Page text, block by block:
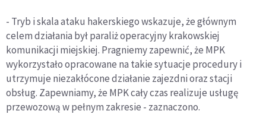
- Tryb i skala ataku hakerskiego wskazuje, że głównym
celem działania był paraliż operacyjny krakowskiej
komunikacji miejskiej. Pragniemy zapewnić, że MPK
wykorzystało opracowane na takie sytuacje procedury i
utrzymuje niezakłócone działanie zajezdni oraz stacji
obsług. Zapewniamy, że MPK cały czas realizuje usługę
przewozową w pełnym zakresie - zaznaczono.